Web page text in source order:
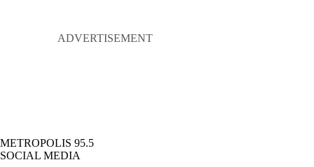
METROPOLIS 95.5
SOCIAL MEDIA